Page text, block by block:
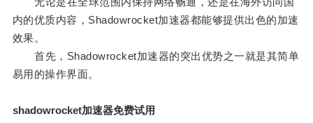
内的优质内容，Shadowrocket加速器都能够提供出色的加速
效果。
首先，Shadowrocket加速器的突出优势之一就是其简单
易用的操作界面。
shadowrocket加速器免费试用